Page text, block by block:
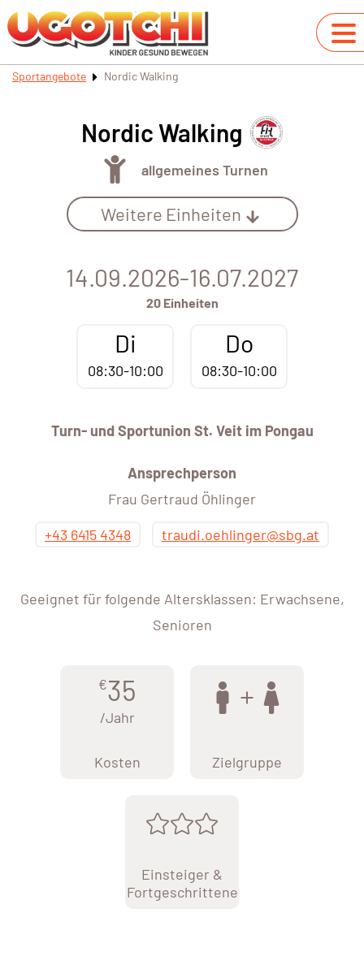
Sportangebote Nordic Walking
Nordic Walking
allgemeines Turnen
Weitere Einheiten
14.09.2026-16.07.2027
20 Einheiten
Di
08:30-10:00
Do
08:30-10:00
Turn- und Sportunion St. Veit im Pongau
Ansprechperson
Frau Gertraud Öhlinger
+43 6415 4348
traudi.oehlinger@sbg.at
Geeignet für folgende Altersklassen: Erwachsene,
Senioren
€35
/Jahr
Kosten Zielgruppe
Einsteiger &
Fortgeschrittene